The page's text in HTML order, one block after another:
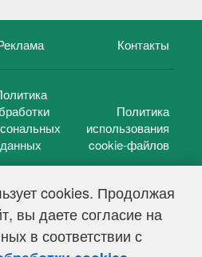
cookies. Продолжая
вы даете согласие на
в соответствии с
Контакты
данных
Политика
использования
cookie-файлов
— 2026 г.
СМИ Эл № ФС 77-39848, выдано
в сфере связи,